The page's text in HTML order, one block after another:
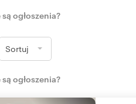
ogłoszenia?
Sortuj
ogłoszenia?